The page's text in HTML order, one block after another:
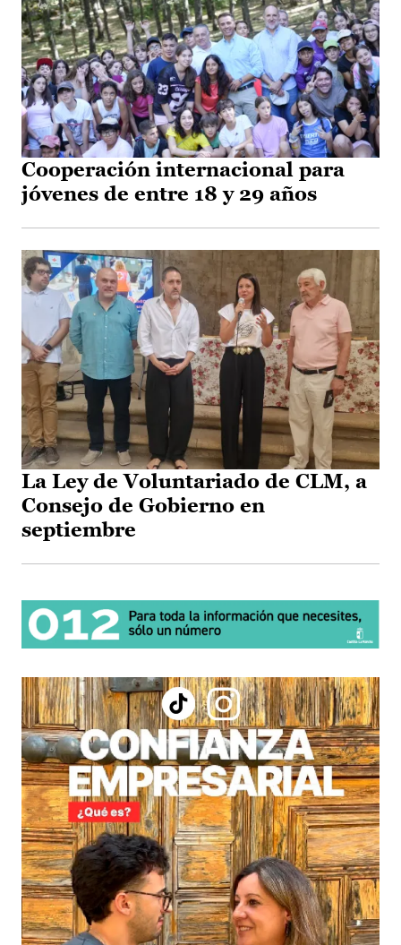
Cooperación internacional para
jóvenes de entre 18 y 29 años
La Ley de Voluntariado de CLM, a
Consejo de Gobierno en
septiembre